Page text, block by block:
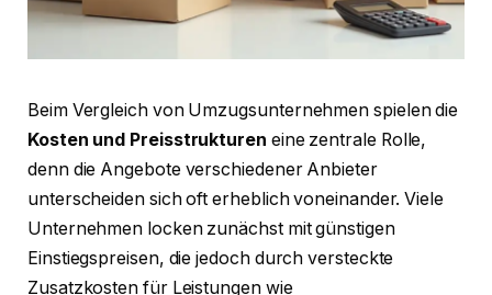
Beim Vergleich von Umzugsunternehmen spielen die
Kosten und Preisstrukturen eine zentrale Rolle,
denn die Angebote verschiedener Anbieter
unterscheiden sich oft erheblich voneinander. Viele
Unternehmen locken zunächst mit günstigen
Einstiegspreisen, die jedoch durch versteckte
Zusatzkosten für Leistungen wie